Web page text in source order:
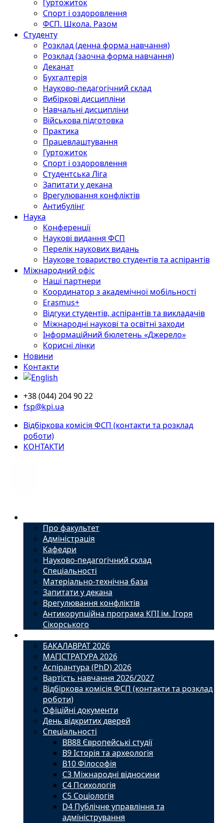
Гуртожиток
Спорт і оздоровлення
ФСП. Школа. Разом
Студенту
Розклад (денна форма навчання)
Розклад (заочна форма навчання)
Деканат
Бухгалтерія
Науково-педагогічний склад
Вибіркові дисципліни
Навчальні дисципліни
Військова підготовка
Практика
Працевлаштування
Гуртожиток
Спорт і оздоровлення
Студентська Ліга
Запитати у декана
Врегулювання конфліктів
Антибулінг
Наука
Конференції
Наукові видання ФСП
Перелік наукових видань
Наукове товариство студентів та аспірантів
Міжнародний офіс
Наші партнери
Координатор з академічної мобільності
Erasmus+
Відгуки студентів, аспірантів та викладачів
Міжнародні наукові та освітні заходи
Інформаційний бюлетень «Джерело»
Корисні лінки
Новини
Контакти
+38 (044) 204 90 22
fsp@kpi.ua
Відбіркова комісія ФСП (контакти та розклад
роботи)
КОНТАКТИ
Про факультет
Адміністрація
Кафедри
Науково-педагогічний склад
Спеціальності
Матеріально-технічна база
Запитати у декана
Врегулювання конфліктів
Антикорупційна програма КПІ ім. Ігоря
Сікорського
БАКАЛАВРАТ 2026
МАГІСТРАТУРА 2026
Аспірантура (PhD) 2026
Вартість навчання 2026/2027
Відбіркова комісія ФСП (контакти та розклад
роботи)
Офіційні документи
День відкритих дверей
Спеціальності
BВ88 Європейські студії
B9 Історія та археологія
B10 Філософія
C3 Міжнародні відносини
C4 Психологія
С5 Соціологія
D4 Публічне управління та
адміністрування